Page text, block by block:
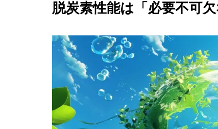
脱炭素性能は「必要不可